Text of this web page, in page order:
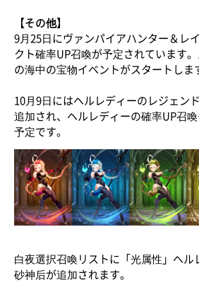
【その他】
9月25日にヴァンパイアハンター＆レ
クト確率UP召喚が予定されています
の海中の宝物イベントがスタートしま
10月9日にはヘルレディーのレジェン
追加され、ヘルレディーの確率UP召
予定です。
白夜選択召喚リストに「光属性」ヘル
砂神后が追加されます。